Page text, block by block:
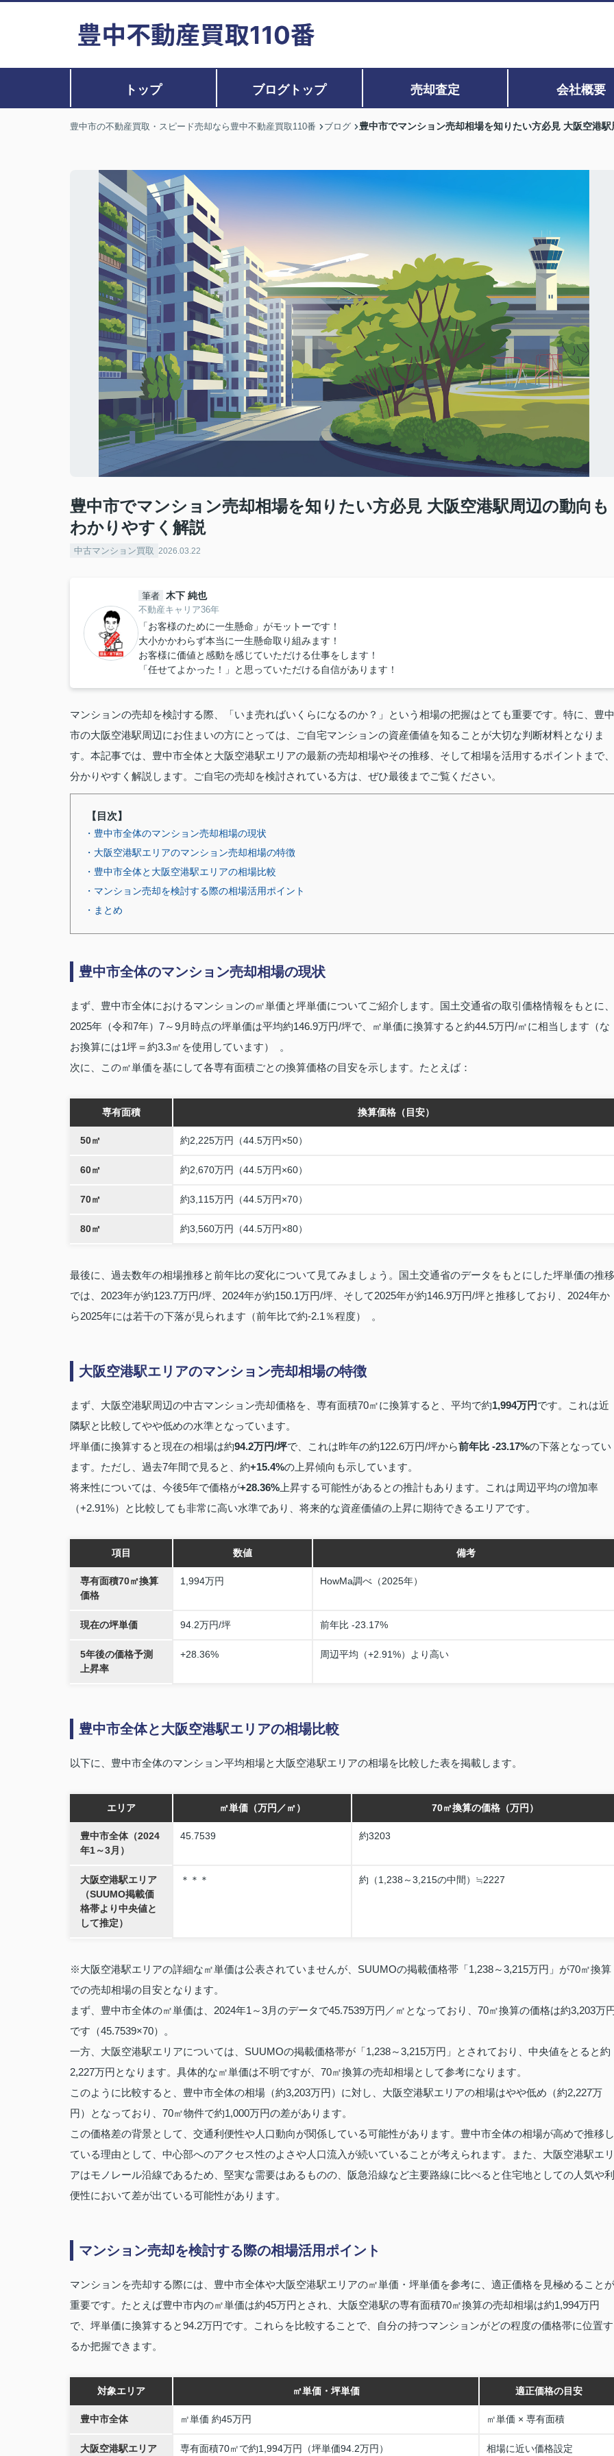
トップ ブログトップ 売却査定 会社概要
豊中市の不動産買取・スピード売却なら豊中不動産買取110番 ブログ 豊中市でマンション売却相場を知りたい方必見 大阪空港
豊中市でマンション売却相場を知りたい方必見 大阪空港駅周辺の動向も
わかりやすく解説
中古マンション買取 2026.03.22
筆者 木下 純也
不動産キャリア36年
「お客様のために一生懸命」がモットーです！
大小かかわらず本当に一生懸命取り組みます！
お客様に価値と感動を感じていただける仕事をします！
「任せてよかった！」と思っていただける自信があります！
マンションの売却を検討する際、「いま売ればいくらになるのか？」という相場の把握はとても重要です。特に、豊中
市の大阪空港駅周辺にお住まいの方にとっては、ご自宅マンションの資産価値を知ることが大切な判断材料となりま
す。本記事では、豊中市全体と大阪空港駅エリアの最新の売却相場やその推移、そして相場を活用するポイントまで、
分かりやすく解説します。ご自宅の売却を検討されている方は、ぜひ最後までご覧ください。
【目次】
・豊中市全体のマンション売却相場の現状
・大阪空港駅エリアのマンション売却相場の特徴
・豊中市全体と大阪空港駅エリアの相場比較
・マンション売却を検討する際の相場活用ポイント
・まとめ
豊中市全体のマンション売却相場の現状
まず、豊中市全体におけるマンションの㎡単価と坪単価についてご紹介します。国土交通省の取引価格情報をもとに、
2025年（令和7年）7～9月時点の坪単価は平均約146.9万円/坪で、㎡単価に換算すると約44.5万円/㎡に相当します（な
お換算には1坪＝約3.3㎡を使用しています） 。
次に、この㎡単価を基にして各専有面積ごとの換算価格の目安を示します。たとえば：
専有面積 換算価格（目安）
50㎡ 約2,225万円（44.5万円×50）
60㎡ 約2,670万円（44.5万円×60）
70㎡ 約3,115万円（44.5万円×70）
80㎡ 約3,560万円（44.5万円×80）
最後に、過去数年の相場推移と前年比の変化について見てみましょう。国土交通省のデータをもとにした坪単価の推移
では、2023年が約123.7万円/坪、2024年が約150.1万円/坪、そして2025年が約146.9万円/坪と推移しており、2024年か
ら2025年には若干の下落が見られます（前年比で約-2.1％程度） 。
大阪空港駅エリアのマンション売却相場の特徴
まず、大阪空港駅周辺の中古マンション売却価格を、専有面積70㎡に換算すると、平均で約1,994万円です。これは近
隣駅と比較してやや低めの水準となっています。
坪単価に換算すると現在の相場は約94.2万円/坪で、これは昨年の約122.6万円/坪から前年比 ‑23.17%の下落となってい
ます。ただし、過去7年間で見ると、約+15.4%の上昇傾向も示しています。
将来性については、今後5年で価格が+28.36% 上昇する可能性があるとの推計もあります。これは周辺平均の増加率
（+2.91%）と比較しても非常に高い水準であり、将来的な資産価値の上昇に期待できるエリアです。
項目 数値 備考
専有面積70㎡換算
価格
1,994万円 HowMa調べ（2025年）
現在の坪単価 94.2万円/坪 前年比 ‑23.17%
5年後の価格予測
上昇率
+28.36% 周辺平均（+2.91%）より高い
豊中市全体と大阪空港駅エリアの相場比較
以下に、豊中市全体のマンション平均相場と大阪空港駅エリアの相場を比較した表を掲載します。
エリア ㎡単価（万円／㎡） 70㎡換算の価格（万円）
豊中市全体（2024
年1～3月）
45.7539 約3203
大阪空港駅エリア
（SUUMO掲載価
格帯より中央値と
して推定）
＊＊＊ 約（1,238～3,215の中間）≒2227
※大阪空港駅エリアの詳細な㎡単価は公表されていませんが、SUUMOの掲載価格帯「1,238～3,215万円」が70㎡換算
での売却相場の目安となります。
まず、豊中市全体の㎡単価は、2024年1～3月のデータで45.7539万円／㎡となっており、70㎡換算の価格は約3,203万
です（45.7539×70）。
一方、大阪空港駅エリアについては、SUUMOの掲載価格帯が「1,238～3,215万円」とされており、中央値をとると約
2,227万円となります。具体的な㎡単価は不明ですが、70㎡換算の売却相場として参考になります。
このように比較すると、豊中市全体の相場（約3,203万円）に対し、大阪空港駅エリアの相場はやや低め（約2,227万
円）となっており、70㎡物件で約1,000万円の差があります。
この価格差の背景として、交通利便性や人口動向が関係している可能性があります。豊中市全体の相場が高めで推移し
ている理由として、中心部へのアクセス性のよさや人口流入が続いていることが考えられます。また、大阪空港駅エリ
アはモノレール沿線であるため、堅実な需要はあるものの、阪急沿線など主要路線に比べると住宅地としての人気や利
便性において差が出ている可能性があります。
マンション売却を検討する際の相場活用ポイント
マンションを売却する際には、豊中市全体や大阪空港駅エリアの㎡単価・坪単価を参考に、適正価格を見極めることが
重要です。たとえば豊中市内の㎡単価は約45万円とされ、大阪空港駅の専有面積70㎡換算の売却相場は約1,994万円
で、坪単価に換算すると94.2万円です。これらを比較することで、自分の持つマンションがどの程度の価格帯に位置す
るか把握できます。
対象エリア ㎡単価・坪単価 適正価格の目安
豊中市全体 ㎡単価 約45万円 ㎡単価 × 専有面積
大阪空港駅エリア 専有面積70㎡で約1,994万円（坪単価94.2万円） 相場に近い価格設定